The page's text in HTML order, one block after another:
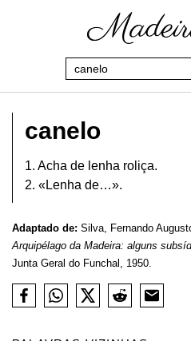
canelo
1. Acha de lenha roliça.
2. «Lenha de…».
Adaptado de: Silva, Fernando
Arquipélago da Madeira: alguns
Junta Geral do Funchal, 1950.